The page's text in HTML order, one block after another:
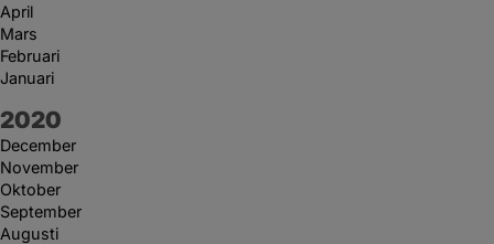
April
Mars
Februari
Januari
År:
2020
December
November
Oktober
September
Augusti